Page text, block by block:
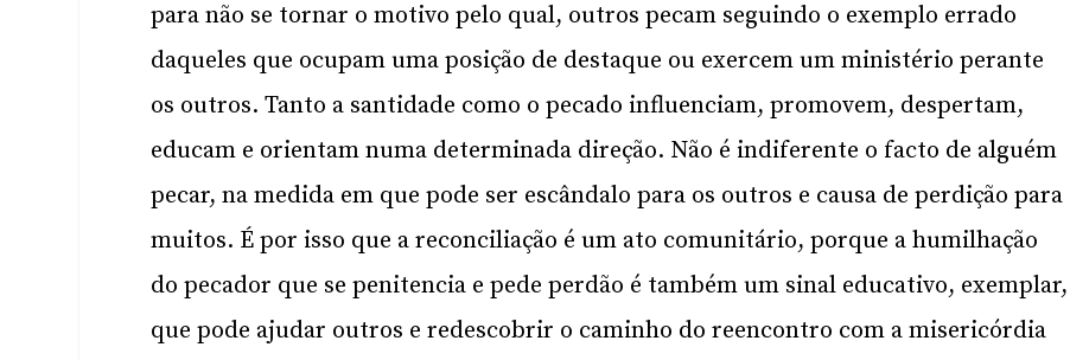
para não se tornar o motivo pelo qual, outros pecam seguindo o exemplo errado
daqueles que ocupam uma posição de destaque ou exercem um ministério perante
os outros. Tanto a santidade como o pecado influenciam, promovem, despertam,
educam e orientam numa determinada direção. Não é indiferente o facto de alguém
pecar, na medida em que pode ser escândalo para os outros e causa de perdição para
muitos. É por isso que a reconciliação é um ato comunitário, porque a humilhação
do pecador que se penitencia e pede perdão é também um sinal educativo, exemplar,
que pode ajudar outros e redescobrir o caminho do reencontro com a misericórdia